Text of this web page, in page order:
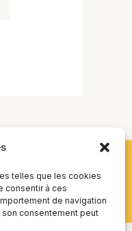
telles que les cookies
consentir à ces
de navigation
son consentement peut